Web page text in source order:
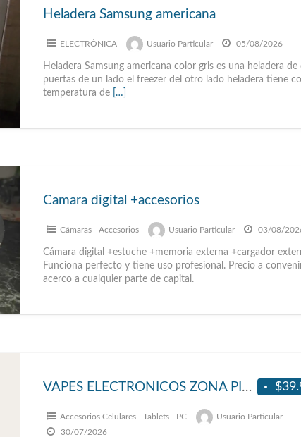
Heladera Samsung americana
ELECTRÓNICA Usuario Particular 05/08/2026
Heladera Samsung americana color gris es una heladera de
puertas de un lado el freezer del otro lado heladera tiene
temperatura de […]
Camara digital +accesorios
Cámaras - Accesorios Usuario Particular 03/08/
Cámara digital +estuche +memoria externa +cargador
Funciona perfecto y tiene uso profesional. Precio a
acerco a cualquier parte de capital.
VAPES ELECTRONICOS ZONA PILAR, CABA, AMBA – ELFBAR – IGNITE
Accesorios Celulares - Tablets - PC
Usuario Particular
30/07/2026